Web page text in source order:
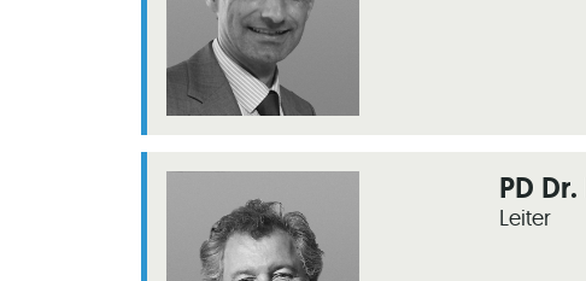
PD
Leiter